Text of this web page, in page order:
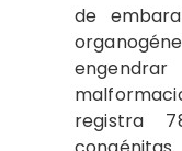
de
registra